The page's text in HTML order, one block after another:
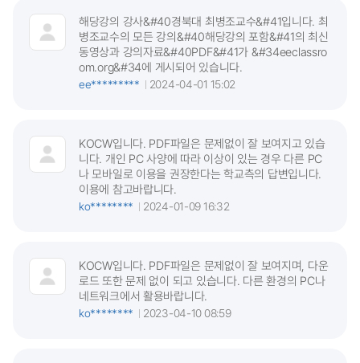
해당강의 강사&#40경북대 최병조교수&#41입니다. 최
병조교수의 모든 강의&#40해당강의 포함&#41의 최신
동영상과 강의자료&#40PDF&#41가 &#34eeclassro
om.org&#34에 게시되어 있습니다.
ee*********
2024-04-01 15:02
KOCW입니다. PDF파일은 문제없이 잘 보여지고 있습
니다. 개인 PC 사양에 따라 이상이 있는 경우 다른 PC
나 모바일로 이용을 권장한다는 학교측의 답변입니다.
이용에 참고바랍니다.
ko********
2024-01-09 16:32
KOCW입니다. PDF파일은 문제없이 잘 보여지며, 다운
로드 또한 문제 없이 되고 있습니다. 다른 환경의 PC나
네트워크에서 활용바랍니다.
ko********
2023-04-10 08:59